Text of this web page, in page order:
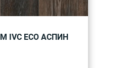
IVC ECO АСПИН